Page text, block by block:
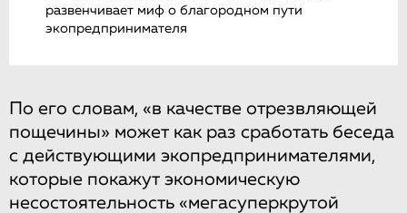
развенчивает миф о благородном пути
экопредпринимателя
По его словам, «в качестве отрезвляющей
пощечины» может как раз сработать беседа
с действующими экопредпринимателями,
которые покажут экономическую
несостоятельность «мегасуперкрутой